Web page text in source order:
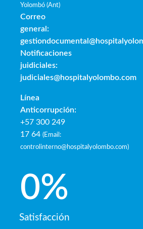
Yolombó (Ant)
Correo
general:
Notificaciones
juidiciales:
judiciales@hospitalyolombo.com
Línea
Anticorrupción:
+57 300 249
17 64 (Email:
controlinterno@hospitalyolombo.com)
Satisfacción
0%